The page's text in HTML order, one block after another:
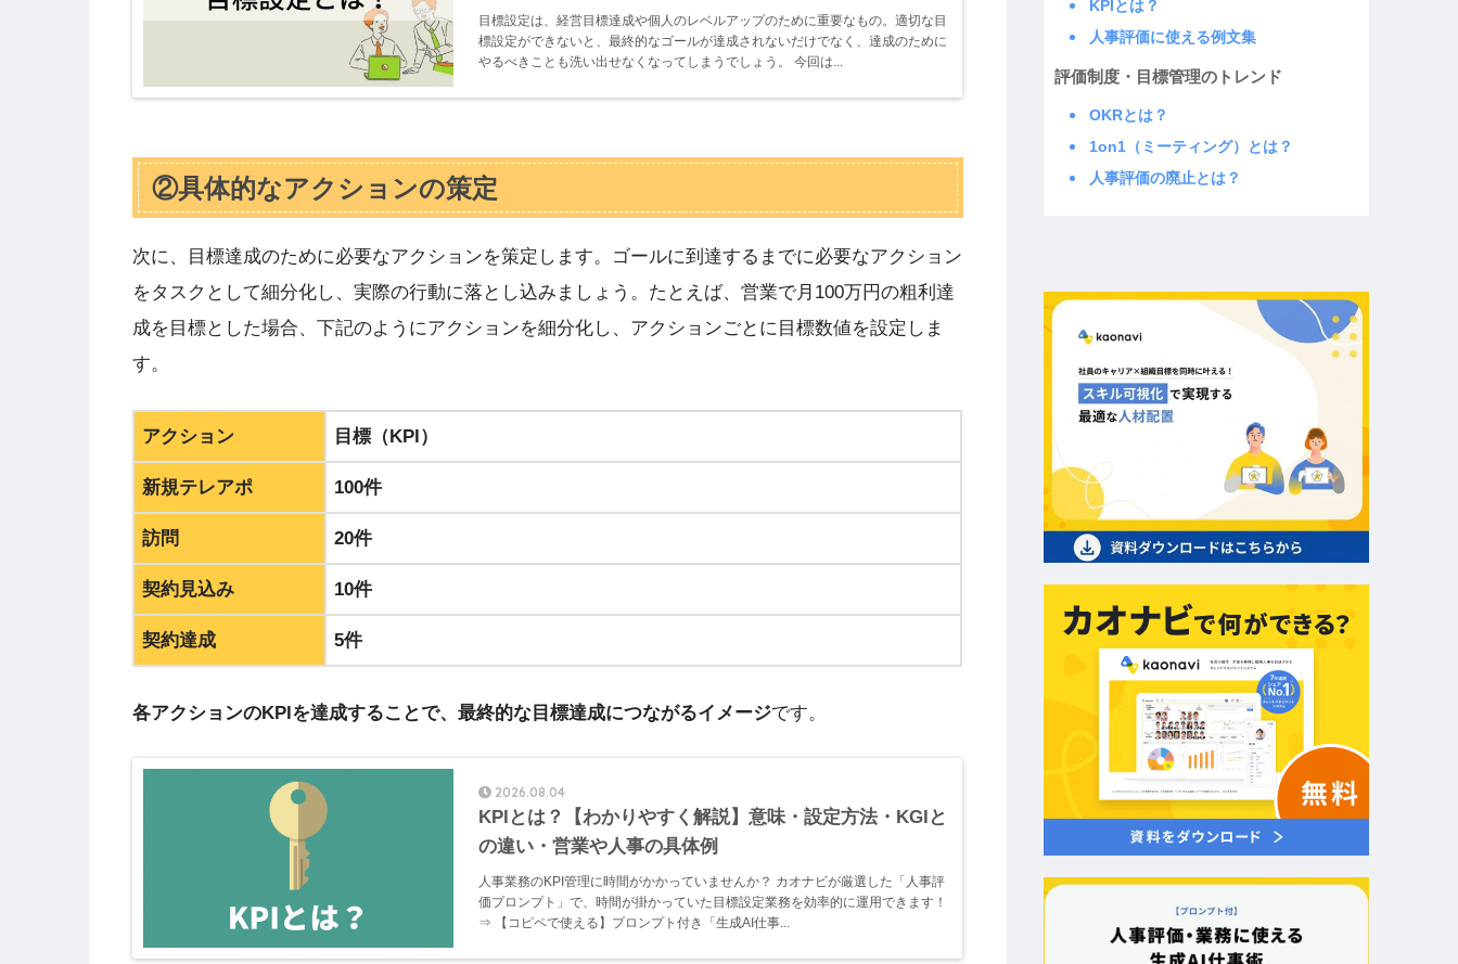
目標設定は、経営目標達成や個人のレベルアップのために重要なもの。適切な目
標設定ができないと、最終的なゴールが達成されないだけでなく、達成のために
やるべきことも洗い出せなくなってしまうでしょう。 今回は...
②具体的なアクションの策定
次に、目標達成のために必要なアクションを策定します。ゴールに到達するまでに必要なアクション
をタスクとして細分化し、実際の行動に落とし込みましょう。たとえば、営業で月100万円の粗利達
成を目標とした場合、下記のようにアクションを細分化し、アクションごとに目標数値を設定しま
す。
アクション 目標（KPI）
新規テレアポ 100件
訪問 20件
契約見込み 10件
契約達成 5件
各アクションのKPIを達成することで、最終的な目標達成につながるイメージです。
2026.08.04
KPIとは？【わかりやすく解説】意味・設定方法・KGIと
の違い・営業や人事の具体例
人事業務のKPI管理に時間がかかっていませんか？ カオナビが厳選した「人事評
価プロンプト」で、時間が掛かっていた目標設定業務を効率的に運用できます！
⇒ 【コピペで使える】プロンプト付き「生成AI仕事...
KPIとは？
人事評価に使える例文集
評価制度・目標管理のトレンド
OKRとは？
1on1（ミーティング）とは？
人事評価の廃止とは？